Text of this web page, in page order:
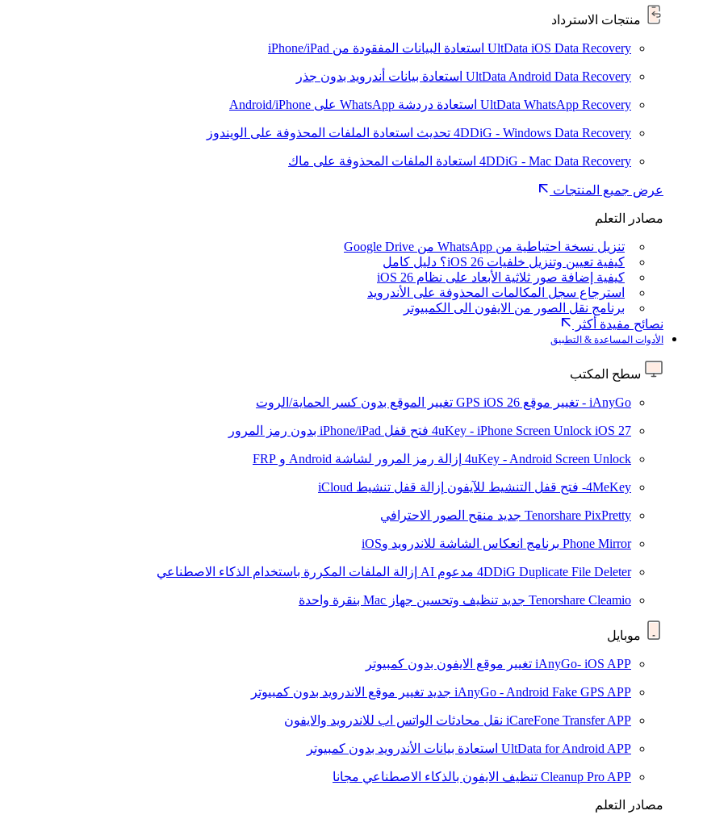
منتجات الاسترداد
UltData iOS Data Recovery استعادة البيانات المفقودة من iPhone/iPad
UltData Android Data Recovery استعادة بيانات أندرويد بدون جذر
UltData WhatsApp Recovery استعادة دردشة WhatsApp على Android/iPhone
4DDiG - Windows Data Recovery تحديث استعادة الملفات المحذوفة على الويندوز
4DDiG - Mac Data Recovery استعادة الملفات المحذوفة على ماك
عرض جميع المنتجات
مصادر التعلم
تنزيل نسخة احتياطية من WhatsApp من Google Drive
كيفية تعيين وتنزيل خلفيات iOS 26؟ دليل كامل
كيفية إضافة صور ثلاثية الأبعاد على نظام iOS 26
استرجاع سجل المكالمات المحذوفة على الأندرويد
برنامج نقل الصور من الايفون الى الكمبيوتر
نصائح مفيدة أكثر
الأدوات المساعدة & التطبيق
سطح المكتب
iAnyGo - تغيير موقع GPS iOS 26 تغيير الموقع بدون كسر الحماية/الروت
4uKey - iPhone Screen Unlock iOS 27 فتح قفل iPhone/iPad بدون رمز المرور
4uKey - Android Screen Unlock إزالة رمز المرور لشاشة Android و FRP
4MeKey- فتح قفل التنشيط للآيفون إزالة قفل تنشيط iCloud
Tenorshare PixPretty جديد منقح الصور الاحترافي
Phone Mirror برنامج انعكاس الشاشة للاندرويد وiOS
4DDiG Duplicate File Deleter مدعوم AI إزالة الملفات المكررة باستخدام الذكاء الاصطناعي
Tenorshare Cleamio جديد تنظيف وتحسين جهاز Mac بنقرة واحدة
موبايل
iAnyGo- iOS APP تغيير موقع الايفون بدون كمبيوتر
iAnyGo - Android Fake GPS APP جديد تغيير موقع الاندرويد بدون كمبيوتر
iCareFone Transfer APP نقل محادثات الواتس اب للاندرويد والايفون
UltData for Android APP استعادة بيانات الأندرويد بدون كمبيوتر
Cleanup Pro APP تنظيف الايفون بالذكاء الاصطناعي مجانا
مصادر التعلم